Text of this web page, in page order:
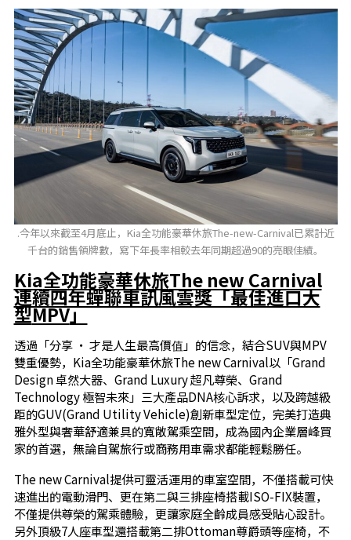
.今年以來截至4月底止，Kia全功能豪華休旅The-new-Carnival已累計近
千台的銷售領牌數，寫下年長率相較去年同期超過90的亮眼佳績。
Kia全功能豪華休旅The new Carnival
連續四年蟬聯車訊風雲獎「最佳進口大
型MPV」
透過「分享 ‧ 才是人生最高價值」的信念，結合SUV與MPV
雙重優勢，Kia全功能豪華休旅The new Carnival以「Grand
Design 卓然大器、Grand Luxury 超凡尊榮、Grand
Technology 極智未來」三大產品DNA核心訴求，以及跨越級
距的GUV(Grand Utility Vehicle)創新車型定位，完美打造典
雅外型與奢華舒適兼具的寬敞駕乘空間，成為國內企業層峰買
家的首選，無論自駕旅行或商務用車需求都能輕鬆勝任。
The new Carnival提供可靈活運用的車室空間，不僅搭載可快
速進出的電動滑門、更在第二與三排座椅搭載ISO-FIX裝置，
不僅提供尊榮的駕乘體驗，更讓家庭全齡成員感受貼心設計。
另外頂級7人座車型還搭載第二排Ottoman尊爵頭等座椅，不